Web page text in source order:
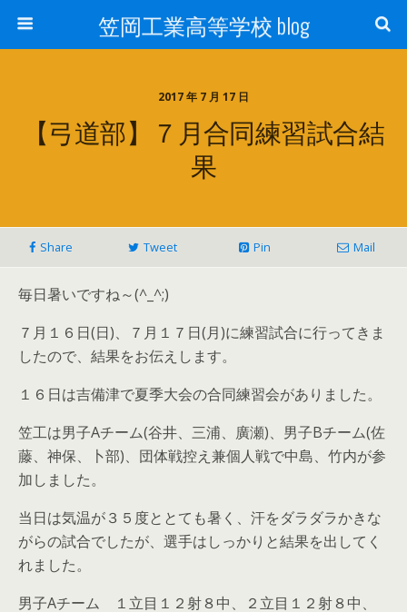
笠岡工業高等学校 blog
2017 年 7 月 17 日
【弓道部】７月合同練習試合結
果
Share Tweet Pin Mail
毎日暑いですね～(^_^;)
７月１６日(日)、７月１７日(月)に練習試合に行ってきま
したので、結果をお伝えします。
１６日は吉備津で夏季大会の合同練習会がありました。
笠工は男子Aチーム(谷井、三浦、廣瀬)、男子Bチーム(佐
藤、神保、卜部)、団体戦控え兼個人戦で中島、竹内が参
加しました。
当日は気温が３５度ととても暑く、汗をダラダラかきな
がらの試合でしたが、選手はしっかりと結果を出してく
れました。
男子Aチーム １立目１２射８中、２立目１２射８中、